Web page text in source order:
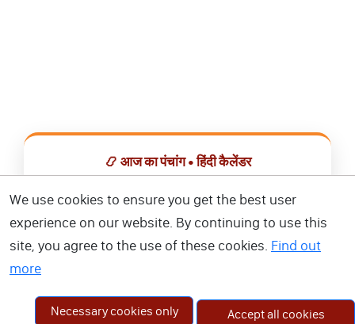
📿 आज का पंचांग • हिंदी कैलेंडर
📅 हिंदी कैलेंडर ऐप डाउनलोड करें
We use cookies to ensure you get the best user
experience on our website. By continuing to use this
site, you agree to the use of these cookies. Find out
more
Necessary cookies only Accept all cookies